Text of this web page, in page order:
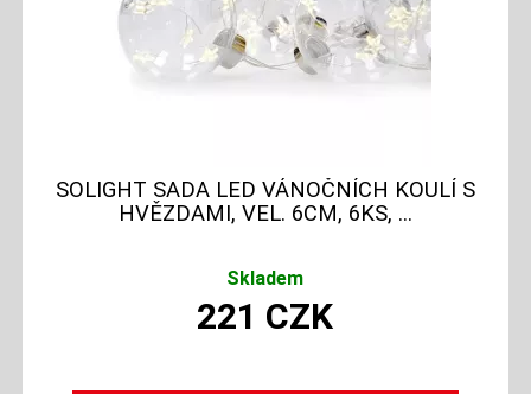
SOLIGHT SADA LED VÁNOČNÍCH KOULÍ S
HVĚZDAMI, VEL. 6CM, 6KS, ...
Skladem
221 CZK